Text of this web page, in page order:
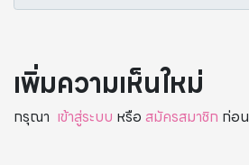
เพิ่มความเห็นใหม่
กรุณา เข้าสู่ระบบ หรือ สมัครสมาชิก ก่อน